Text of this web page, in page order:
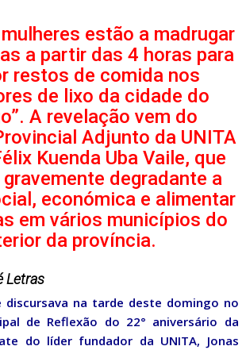
estão a madrugar
a partir das 4 horas para
restos de comida nos
de lixo da cidade do
A revelação vem do
Adjunto da UNITA
Kuenda Uba Vaile, que
degradante a
económica e alimentar
em vários municípios do
da província.
Letras
discursava na tarde deste domingo no
de Reflexão do 22° aniversário da
do líder fundador da UNITA, Jonas